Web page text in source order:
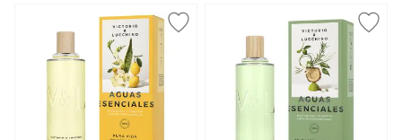
Press to skip carousel